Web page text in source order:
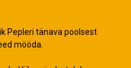
Pepleri tänava poolsest
mööda.